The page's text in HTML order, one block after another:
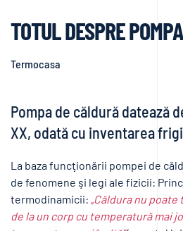
TOTUL DESPRE
Termocasa
Pompa de căldură datează
XX, odată cu inventarea
La baza funcţionării pompei de
de fenomene şi legi ale fizicii:
termodinamicii: „Căldura nu
de la un corp cu temperatură mai